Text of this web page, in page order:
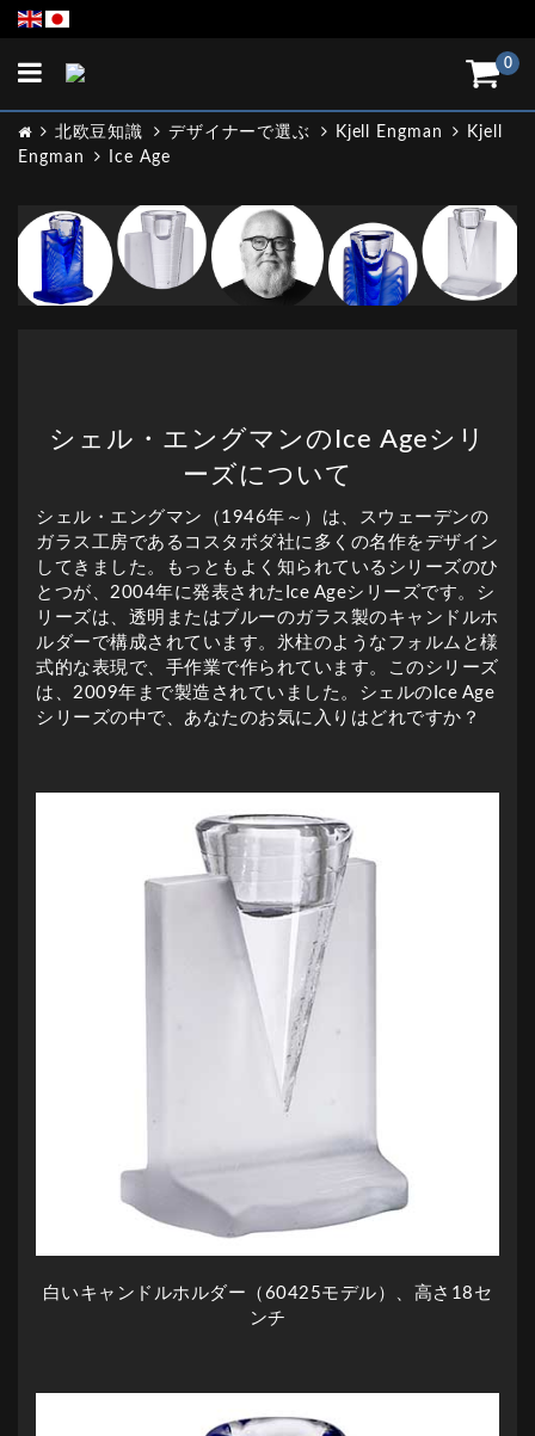
0
Toggle
北欧豆知識 デザイナーで選ぶ Kjell Engman
Kjell
Engman
Ice Age
シェル・エングマンのIce Ageシリ
ーズについて
シェル・エングマン（1946年～）は、スウェーデンの
ガラス工房であるコスタボダ社に多くの名作をデザイン
してきました。もっともよく知られているシリーズのひ
とつが、2004年に発表されたIce Ageシリーズです。シ
リーズは、透明またはブルーのガラス製のキャンドルホ
ルダーで構成されています。氷柱のようなフォルムと様
式的な表現で、手作業で作られています。このシリーズ
は、2009年まで製造されていました。シェルのIce Age
シリーズの中で、あなたのお気に入りはどれですか？
白いキャンドルホルダー（60425モデル）、高さ18セ
ンチ